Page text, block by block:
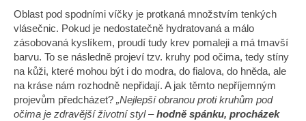
Oblast pod spodními víčky je protkaná množstvím tenkých
vlásečnic. Pokud je nedostatečně hydratovaná a málo
zásobovaná kyslíkem, proudí tudy krev pomaleji a má tmavší
barvu. To se následně projeví tzv. kruhy pod očima, tedy stíny
na kůži, které mohou být i do modra, do fialova, do hněda, ale
na kráse nám rozhodně nepřidají. A jak těmto nepříjemným
projevům předcházet? „Nejlepší obranou proti kruhům pod
očima je zdravější životní styl –hodně spánku, procházek